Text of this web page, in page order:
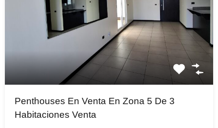
Penthouses En Venta En Zona 5 De 3
Habitaciones Venta